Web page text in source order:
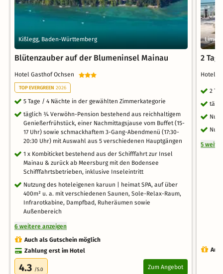
Kißlegg, Baden-Württemberg
Blütenzauber auf der Blumeninsel Mainau
Hotel Gasthof Ochsen
TOP EVERGREEN 2026
5 Tage / 4 Nächte in der gewählten Zimmerkategorie
täglich ¾ Verwöhn-Pension bestehend aus reichhaltigem
Genießerfrühstück, einer Nachmittagsjause vom Buffet (15-
17 Uhr) sowie schmackhaftem 3-Gang-Abendmenü (17:30-
20:30 Uhr) mit Auswahl aus 5 verschiedenen Hauptgängen
1 x Kombiticket bestehend aus der Schifffahrt zur Insel
Mainau & zurück ab Meersburg mit den Bodensee
Schifffahrtsbetrieben, inklusive Inseleintritt
Nutzung des hoteleigenen karuun | heimat SPA, auf über
400m² u. a. mit verschiedenen Saunen, Sole-Relax-Raum,
Infrarotkabine, Dampfbad, Ruheräumen sowie
Außenbereich
6 weitere anzeigen
Auch als Gutschein möglich
Zahlung erst im Hotel
4.3 /5.0 Zum Angebot
2
Hotel
2
5